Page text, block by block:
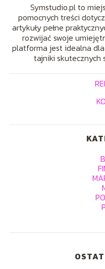
Symstudio.pl to
pomocnych treści
artykuły pełne
rozwijać swoje
platforma jest idealna dla
tajniki skutecznych